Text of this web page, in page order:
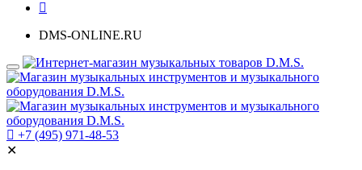
DMS-ONLINE.RU
+7 (495) 971-48-53
✕